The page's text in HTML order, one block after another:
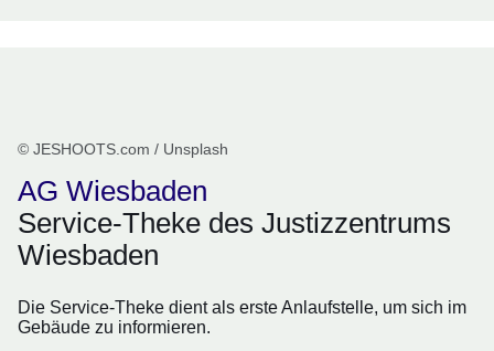
© JESHOOTS.com / Unsplash
AG Wiesbaden
Service-Theke des Justizzentrums
Wiesbaden
Die Service-Theke dient als erste Anlaufstelle, um sich im
Gebäude zu informieren.